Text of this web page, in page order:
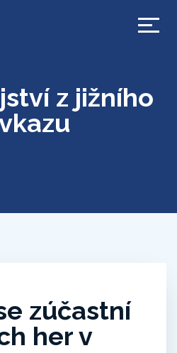
z jižního
zúčastní
her v